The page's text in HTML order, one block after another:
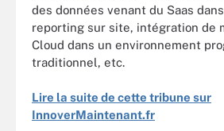
des données venant du Saas
reporting sur site, intégration de
Cloud dans un environnement
traditionnel, etc.
Lire la suite de cette tribune sur
InnoverMaintenant.fr